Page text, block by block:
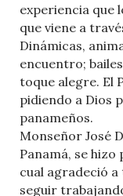
experiencia que
que viene a
Dinámicas,
encuentro;
toque alegre. El
pidiendo a Dios
panameños.
Monseñor José
Panamá, se
cual agradeció
seguir